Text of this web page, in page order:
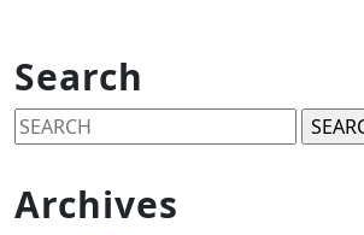
Search
Search
for:
Archives